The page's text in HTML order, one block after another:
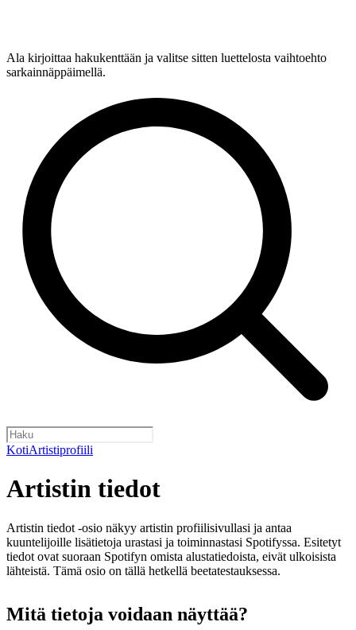
Ala kirjoittaa hakukenttään ja valitse sitten luettelosta vaihtoehto
sarkainnäppäimellä.
KotiArtistiprofiili
Artistin tiedot
Artistin tiedot ‑osio näkyy artistin profiilisivullasi ja antaa
kuuntelijoille lisätietoja urastasi ja toiminnastasi Spotifyssa. Esitetyt
tiedot ovat suoraan Spotifyn omista alustatiedoista, eivät ulkoisista
lähteistä. Tämä osio on tällä hetkellä beetatestauksessa.
Mitä tietoja voidaan näyttää?